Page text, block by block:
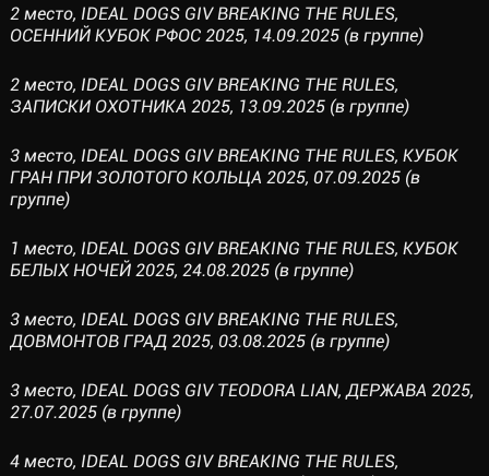
2 место, IDEAL DOGS GIV BREAKING THE RULES,
ОСЕННИЙ КУБОК РФОС 2025, 14.09.2025 (в группе)
2 место, IDEAL DOGS GIV BREAKING THE RULES,
ЗАПИСКИ ОХОТНИКА 2025, 13.09.2025 (в группе)
3 место, IDEAL DOGS GIV BREAKING THE RULES, КУБОК
ГРАН ПРИ ЗОЛОТОГО КОЛЬЦА 2025, 07.09.2025 (в
группе)
1 место, IDEAL DOGS GIV BREAKING THE RULES, КУБОК
БЕЛЫХ НОЧЕЙ 2025, 24.08.2025 (в группе)
3 место, IDEAL DOGS GIV BREAKING THE RULES,
ДОВМОНТОВ ГРАД 2025, 03.08.2025 (в группе)
3 место, IDEAL DOGS GIV TEODORA LIAN, ДЕРЖАВА 2025,
27.07.2025 (в группе)
4 место, IDEAL DOGS GIV BREAKING THE RULES,